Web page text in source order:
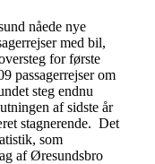
nåede nye
med bil,
for første
passagerrejser om
steg endnu
af sidste år
stagnerende. Det
som
af Øresundsbro